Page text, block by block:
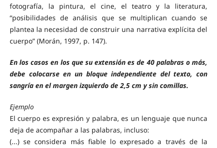
fotografía, la pintura, el cine, el teatro y la literatura,
“posibilidades de análisis que se multiplican cuando se
plantea la necesidad de construir una narrativa explícita del
cuerpo” (Morán, 1997, p. 147).
En los casos en los que su extensión es de 40 palabras o más,
debe colocarse en un bloque independiente del texto, con
sangría en el margen izquierdo de 2,5 cm y sin comillas.
Ejemplo
El cuerpo es expresión y palabra, es un lenguaje que nunca
deja de acompañar a las palabras, incluso:
(...) se considera más fiable lo expresado a través de la